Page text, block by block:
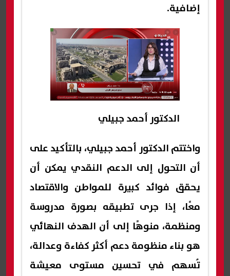
إضافية.
الدكتور أحمد جبيلي
واختتم الدكتور أحمد جبيلي، بالتأكيد على
أن التحول إلى الدعم النقدي يمكن أن
يحقق فوائد كبيرة للمواطن والاقتصاد
معًا، إذا جرى تطبيقه بصورة مدروسة
ومنظمة، منوهًا إلى أن الهدف النهائي
هو بناء منظومة دعم أكثر كفاءة وعدالة،
تُسهم في تحسين مستوى معيشة